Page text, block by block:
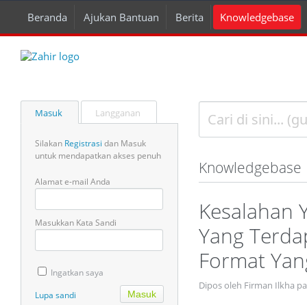
Beranda Ajukan Bantuan Berita Knowledgebase
Masuk Langganan
Silakan Registrasi dan Masuk
untuk mendapatkan akses penuh
Alamat e-mail Anda
Masukkan Kata Sandi
Ingatkan saya
Lupa sandi
Knowledgebase
Kesalahan
Yang
Format
Dipos oleh Firman Ilkha